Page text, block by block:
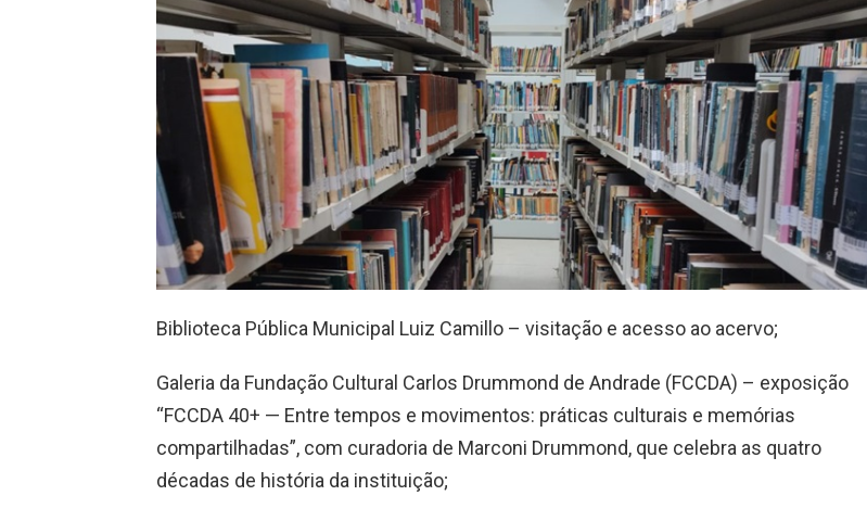
Biblioteca Pública Municipal Luiz Camillo – visitação e acesso ao acervo;
Galeria da Fundação Cultural Carlos Drummond de Andrade (FCCDA) – exposição
“FCCDA 40+ — Entre tempos e movimentos: práticas culturais e memórias
compartilhadas”, com curadoria de Marconi Drummond, que celebra as quatro
décadas de história da instituição;